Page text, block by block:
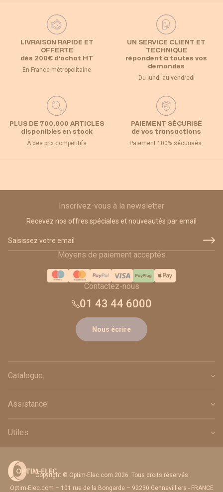
LIVRAISON RAPIDE ET
OFFERTE
dès 200€ d’achat HT
En France métropolitaine
UN SERVICE CLIENT ET
TECHNIQUE
répondent à toutes vos
demandes
Du lundi au vendredi
PLUS DE 700.000 ARTICLES
disponibles en stock
À des prix compétitifs
PAIEMENT SÉCURISÉ
de vos transactions
Paiement 100% sécurisés.
Inscrivez-vous à la newsletter
Recevez nos offres spéciales et nouveautés par email
Moyens de paiement acceptés
Contactez-nous
01 43 44 6000
Nous écrire
Catalogue
Assistance
Utiles
Copyright © Optim-Elec.com 2026. Tous droits réservés
Optim-Elec.com – 101 rue de la Bongarde – 92230 Gennevilliers - FRANCE